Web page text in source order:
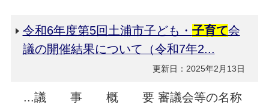
令和6年度第5回土浦市子ども・ 子育て会
議の開催結果について（令和7年2...
更新日：2025年2月13日
...議 事 概 要 審議会等の名称